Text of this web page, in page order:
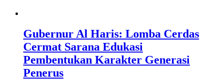
Gubernur Al Haris: Lomba Cerdas
Cermat Sarana Edukasi
Pembentukan Karakter Generasi
Penerus